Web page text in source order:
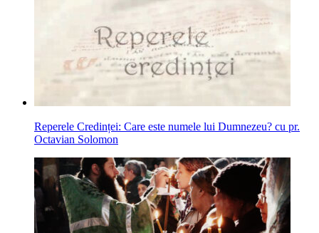
Reperele Credinței: Care este numele lui Dumnezeu? cu pr.
Octavian Solomon